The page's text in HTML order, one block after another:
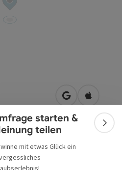
starten &
teilen
mit etwas Glück ein
in Googlein Apple